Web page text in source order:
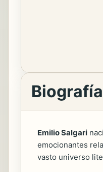
Emilio Salgari
emocionantes
vasto universo